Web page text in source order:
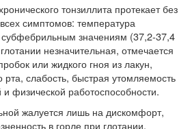
тонзиллита протекает без
симптомов: температура
субфебрильным значениям (37,2-37,4
незначительная, отмечается
или жидкого гноя из лакун,
рта, слабость, быстрая утомляемость
физической работоспособности.
жалуется лишь на дискомфорт,
в горле при глотании,